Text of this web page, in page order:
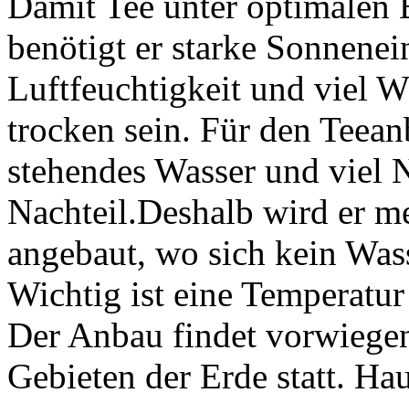
benötigt er starke
Luftfeuchtigkeit und viel
trocken sein. Für den
stehendes Wasser und viel
Nachteil.Deshalb wird er
angebaut, wo sich kein
Wichtig ist eine
Der Anbau findet
Gebieten der Erde statt.